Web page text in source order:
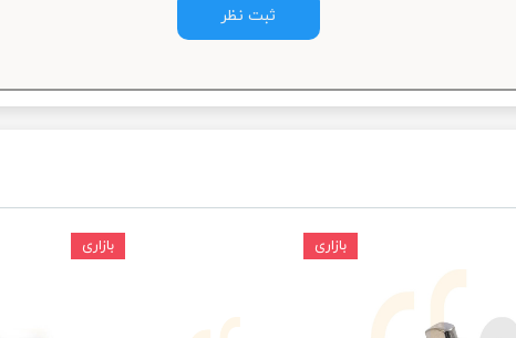
ثبت نظر
بازاری بازاری